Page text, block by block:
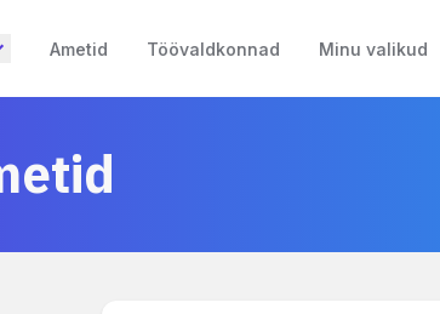
Ametid Töövaldkonnad Minu valikud